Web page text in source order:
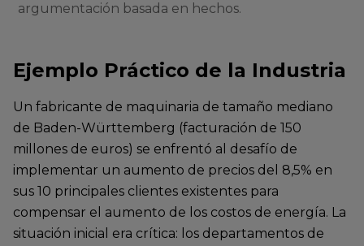
argumentación basada en hechos.
Ejemplo Práctico de la Industria
Un fabricante de maquinaria de tamaño mediano
de Baden-Württemberg (facturación de 150
millones de euros) se enfrentó al desafío de
implementar un aumento de precios del 8,5% en
sus 10 principales clientes existentes para
compensar el aumento de los costos de energía. La
situación inicial era crítica: los departamentos de